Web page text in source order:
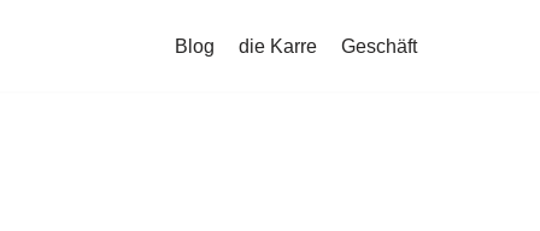
Blog die Karre Geschäft